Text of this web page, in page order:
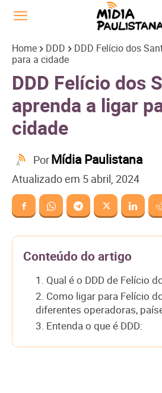
Home DDD
DDD Felício dos
para a cidade
DDD Felício dos
aprenda a ligar
cidade
PorMídia Paulistana
Atualizado em 5 abril, 2024
Conteúdo do artigo
1. Qual é o DDD de Felício
2. Como ligar para Felício
diferentes operadoras,
3. Entenda o que é DDD: